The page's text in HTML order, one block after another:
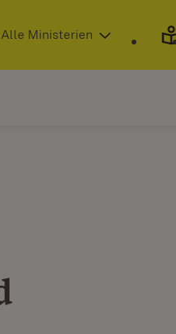
in neuem Fenster)
Alle Ministerien